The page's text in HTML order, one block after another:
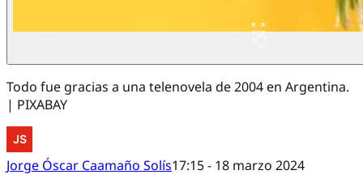
Todo fue gracias a una telenovela de 2004 en Argentina.
| PIXABAY
Jorge Óscar Caamaño Solís17:15 - 18 marzo 2024